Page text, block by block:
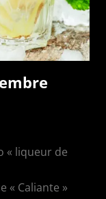
« liqueur de
« Caliante »